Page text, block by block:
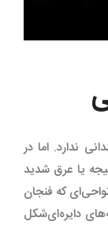
ندارد. اما در
یا عرق شدید
که فنجان
دایره‌ای‌شکل